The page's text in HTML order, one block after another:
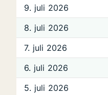
9. juli 2026
8. juli 2026
7. juli 2026
6. juli 2026
5. juli 2026